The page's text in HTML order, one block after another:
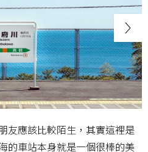
友應該比較陌生，其實這裡是
的車站本身就是一個很棒的美